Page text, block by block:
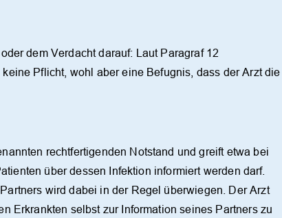
dem Verdacht darauf: Laut Paragraf 12
Pflicht, wohl aber eine Befugnis, dass der Arzt die
rechtfertigenden Notstand und greift etwa bei
über dessen Infektion informiert werden darf.
wird dabei in der Regel überwiegen. Der Arzt
Erkrankten selbst zur Information seines Partners zu